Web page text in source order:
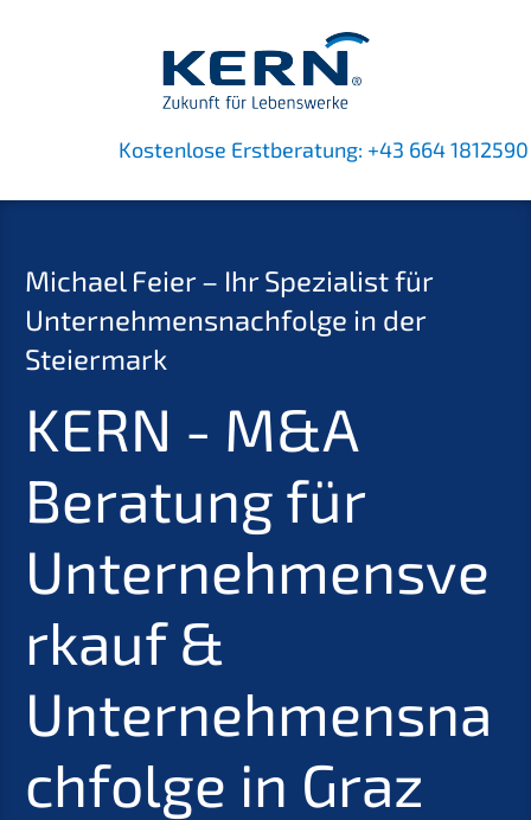
Kostenlose Erstberatung: +43 664 1812590
Michael Feier – Ihr Spezialist für
Unternehmensnachfolge in der
Steiermark
KERN - M&A
Beratung für
Unternehmensve
rkauf &
Unternehmensna
chfolge in Graz